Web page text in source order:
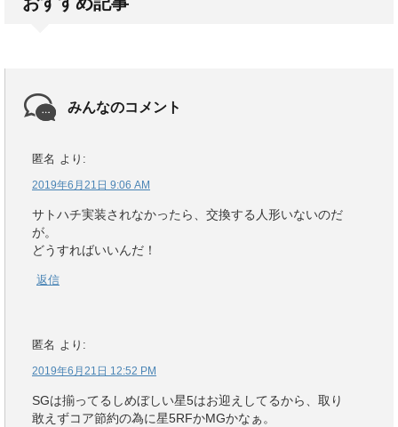
みんなのコメント
匿名 より:
2019年6月21日 9:06 AM
サトハチ実装されなかったら、交換する人形いないのだ
が。
どうすればいいんだ！
返信
匿名 より:
2019年6月21日 12:52 PM
SGは揃ってるしめぼしい星5はお迎えしてるから、取り
敢えずコア節約の為に星5RFかMGかなぁ。